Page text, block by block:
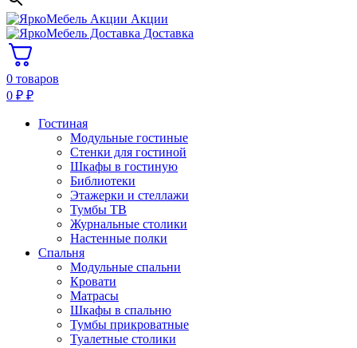
Акции
Доставка
0 товаров
0 ₽ ₽
Гостиная
Модульные гостиные
Стенки для гостиной
Шкафы в гостиную
Библиотеки
Этажерки и стеллажи
Тумбы ТВ
Журнальные столики
Настенные полки
Спальня
Модульные спальни
Кровати
Матрасы
Шкафы в спальню
Тумбы прикроватные
Туалетные столики